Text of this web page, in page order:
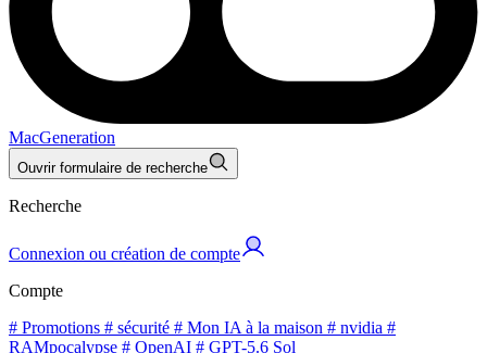
MacGeneration
Ouvrir formulaire de recherche
Recherche
Connexion ou création de compte
Compte
# Promotions # sécurité # Mon IA à la maison # nvidia #
RAMpocalypse # OpenAI # GPT-5.6 Sol